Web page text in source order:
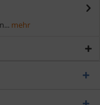
mehr